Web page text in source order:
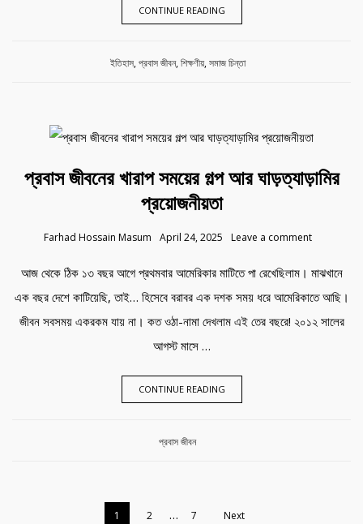
CONTINUE READING
Category:
ইতিহাস,প্রবাস জীবন,শিক্ষণীয়,সমাজ চিন্তা
প্রবাস জীবনের খারাপ সময়ের গল্প আর ঘাড়ত্যাড়ামির
প্রয়োজনীয়তা
Farhad Hossain Masum April 24, 2025 Leave a comment
আজ থেকে ঠিক ১৩ বছর আগে প্রথমবার আমেরিকার মাটিতে পা রেখেছিলাম। মাঝখানে
এক বছর দেশে কাটিয়েছি, তাই… হিসেবে বরাবর এক দশক সময় ধরে আমেরিকাতে আছি।
জীবন সবসময় একরকম যায় না। কত ওঠা-নামা দেখলাম এই তের বছরে! ২০১২ সালের
আগস্ট মাসে …
CONTINUE READING
Category:
প্রবাস জীবন
1 2 … 7 Next